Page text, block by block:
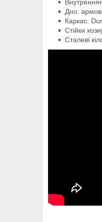
Дно:
Каркас:
Стійки
Сталеві